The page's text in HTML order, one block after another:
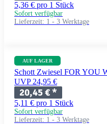
5,36 € pro 1 Stück
Sofort verfügbar
Lieferzeit: 1 - 3 Werktage
AUF LAGER
Schott Zwiesel FOR YOU
UVP 24,95 €
20,45 €*
5,11 € pro 1 Stück
Sofort verfügbar
Lieferzeit: 1 - 3 Werktage